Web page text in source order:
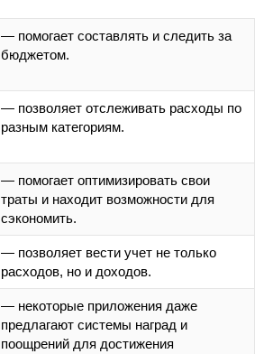
— помогает составлять и следить за
бюджетом.
— позволяет отслеживать расходы по
разным категориям.
— помогает оптимизировать свои
траты и находит возможности для
сэкономить.
— позволяет вести учет не только
расходов, но и доходов.
— некоторые приложения даже
предлагают системы наград и
поощрений для достижения